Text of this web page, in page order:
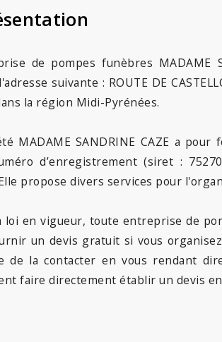
de pompes funèbres MADAME
suivante : ROUTE DE
la région Midi-Pyrénées.
MADAME SANDRINE CAZE a
d’enregistrement (siret :
propose divers services pour
loi en vigueur, toute entreprise de
un devis gratuit si vous
de la contacter en vous rendant
faire directement établir un devis